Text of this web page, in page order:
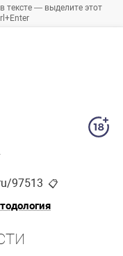
тексте — выделите этот
97513 📋